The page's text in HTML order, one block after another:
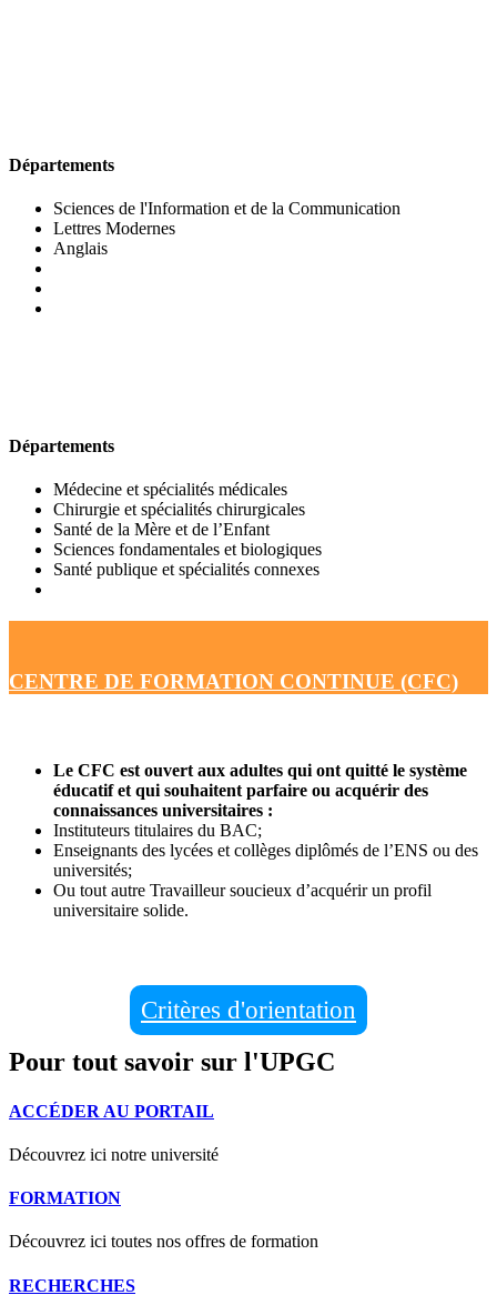
Départements
Sciences de l'Information et de la Communication
Lettres Modernes
Anglais
Départements
Médecine et spécialités médicales
Chirurgie et spécialités chirurgicales
Santé de la Mère et de l’Enfant
Sciences fondamentales et biologiques
Santé publique et spécialités connexes
CENTRE DE FORMATION CONTINUE (CFC)
Le CFC est ouvert aux adultes qui ont quitté le système
éducatif et qui souhaitent parfaire ou acquérir des
connaissances universitaires :
Instituteurs titulaires du BAC;
Enseignants des lycées et collèges diplômés de l’ENS ou des
universités;
Ou tout autre Travailleur soucieux d’acquérir un profil
universitaire solide.
Critères d'orientation
Pour tout savoir sur l'UPGC
ACCÉDER AU PORTAIL
Découvrez ici notre université
FORMATION
Découvrez ici toutes nos offres de formation
RECHERCHES